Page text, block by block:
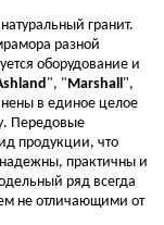
гранит.
разной
оборудование и
", " Marshall ",
в единое целое
Передовые
продукции, что
практичны и
ряд всегда
не отличающими от